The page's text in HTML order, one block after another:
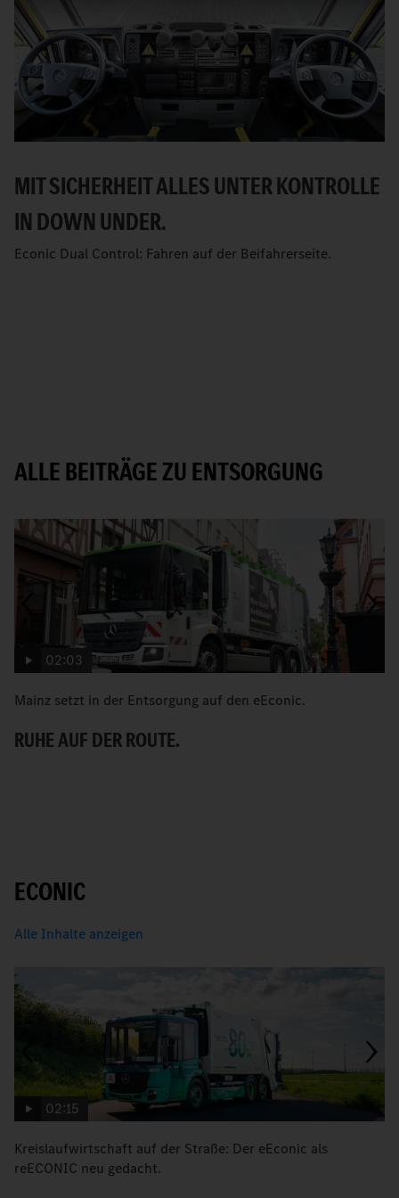
MIT SICHERHEIT ALLES UNTER KONTROLLE
IN DOWN UNDER.
Econic Dual Control: Fahren auf der Beifahrerseite.
ALLE BEITRÄGE ZU ENTSORGUNG
02:03
Mainz setzt in der Entsorgung auf den eEconic.
RUHE AUF DER ROUTE.
ECONIC
Alle Inhalte anzeigen
02:15
Kreislaufwirtschaft auf der Straße: Der eEconic als
reECONIC neu gedacht.